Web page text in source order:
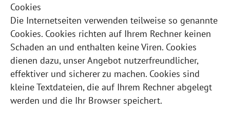
Cookies
Die Internetseiten verwenden teilweise so genannte
Cookies. Cookies richten auf Ihrem Rechner keinen
Schaden an und enthalten keine Viren. Cookies
dienen dazu, unser Angebot nutzerfreundlicher,
effektiver und sicherer zu machen. Cookies sind
kleine Textdateien, die auf Ihrem Rechner abgelegt
werden und die Ihr Browser speichert.